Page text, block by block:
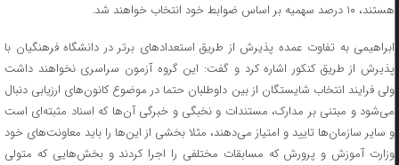
هستند، ۱۰ درصد سهمیه بر اساس ضوابط خود انتخاب خواهند شد.
ابراهیمی به تفاوت عمده‌ پذیرش از طریق استعدادهای برتر در دانشگاه فرهنگیان با
پذیرش از طریق کنکور اشاره کرد و گفت: این گروه آزمون سراسری نخواهند داشت
ولی فرایند انتخاب شایستگان از بین داوطلبان حتما در موضوع کانون‌های ارزیابی دنبال
می‌شود و مبتنی بر مدارک، مستندات و نخبگی و خبرگی آن‌ها که اسناد مثبته‌ای است
و سایر سازمان‌ها تایید و امتیاز می‌دهند، مثلا بخشی از این‌ها را باید معاونت‌های خود
وزارت آموزش و پرورش که مسابقات مختلفی را اجرا کردند و بخش‌هایی که متولی